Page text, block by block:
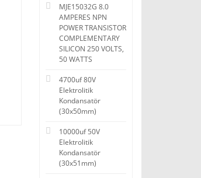
MJE15032G 8.0
AMPERES NPN
POWER TRANSISTOR
COMPLEMENTARY
SILICON 250 VOLTS,
50 WATTS
4700uf 80V
Elektrolitik
Kondansatör
(30x50mm)
10000uf 50V
Elektrolitik
Kondansatör
(30x51mm)